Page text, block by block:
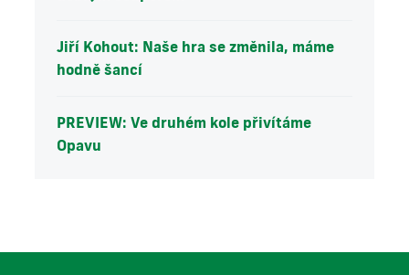
Jiří Kohout: Naše hra se změnila, máme
hodně šancí
PREVIEW: Ve druhém kole přivítáme
Opavu